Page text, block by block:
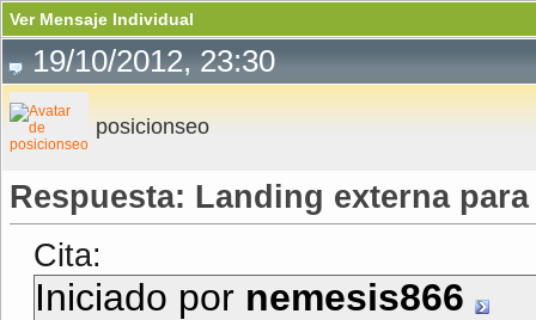
Ver Mensaje Individual
19/10/2012, 23:30
posicionseo
Respuesta: Landing externa
Cita:
Iniciado por nemesis866